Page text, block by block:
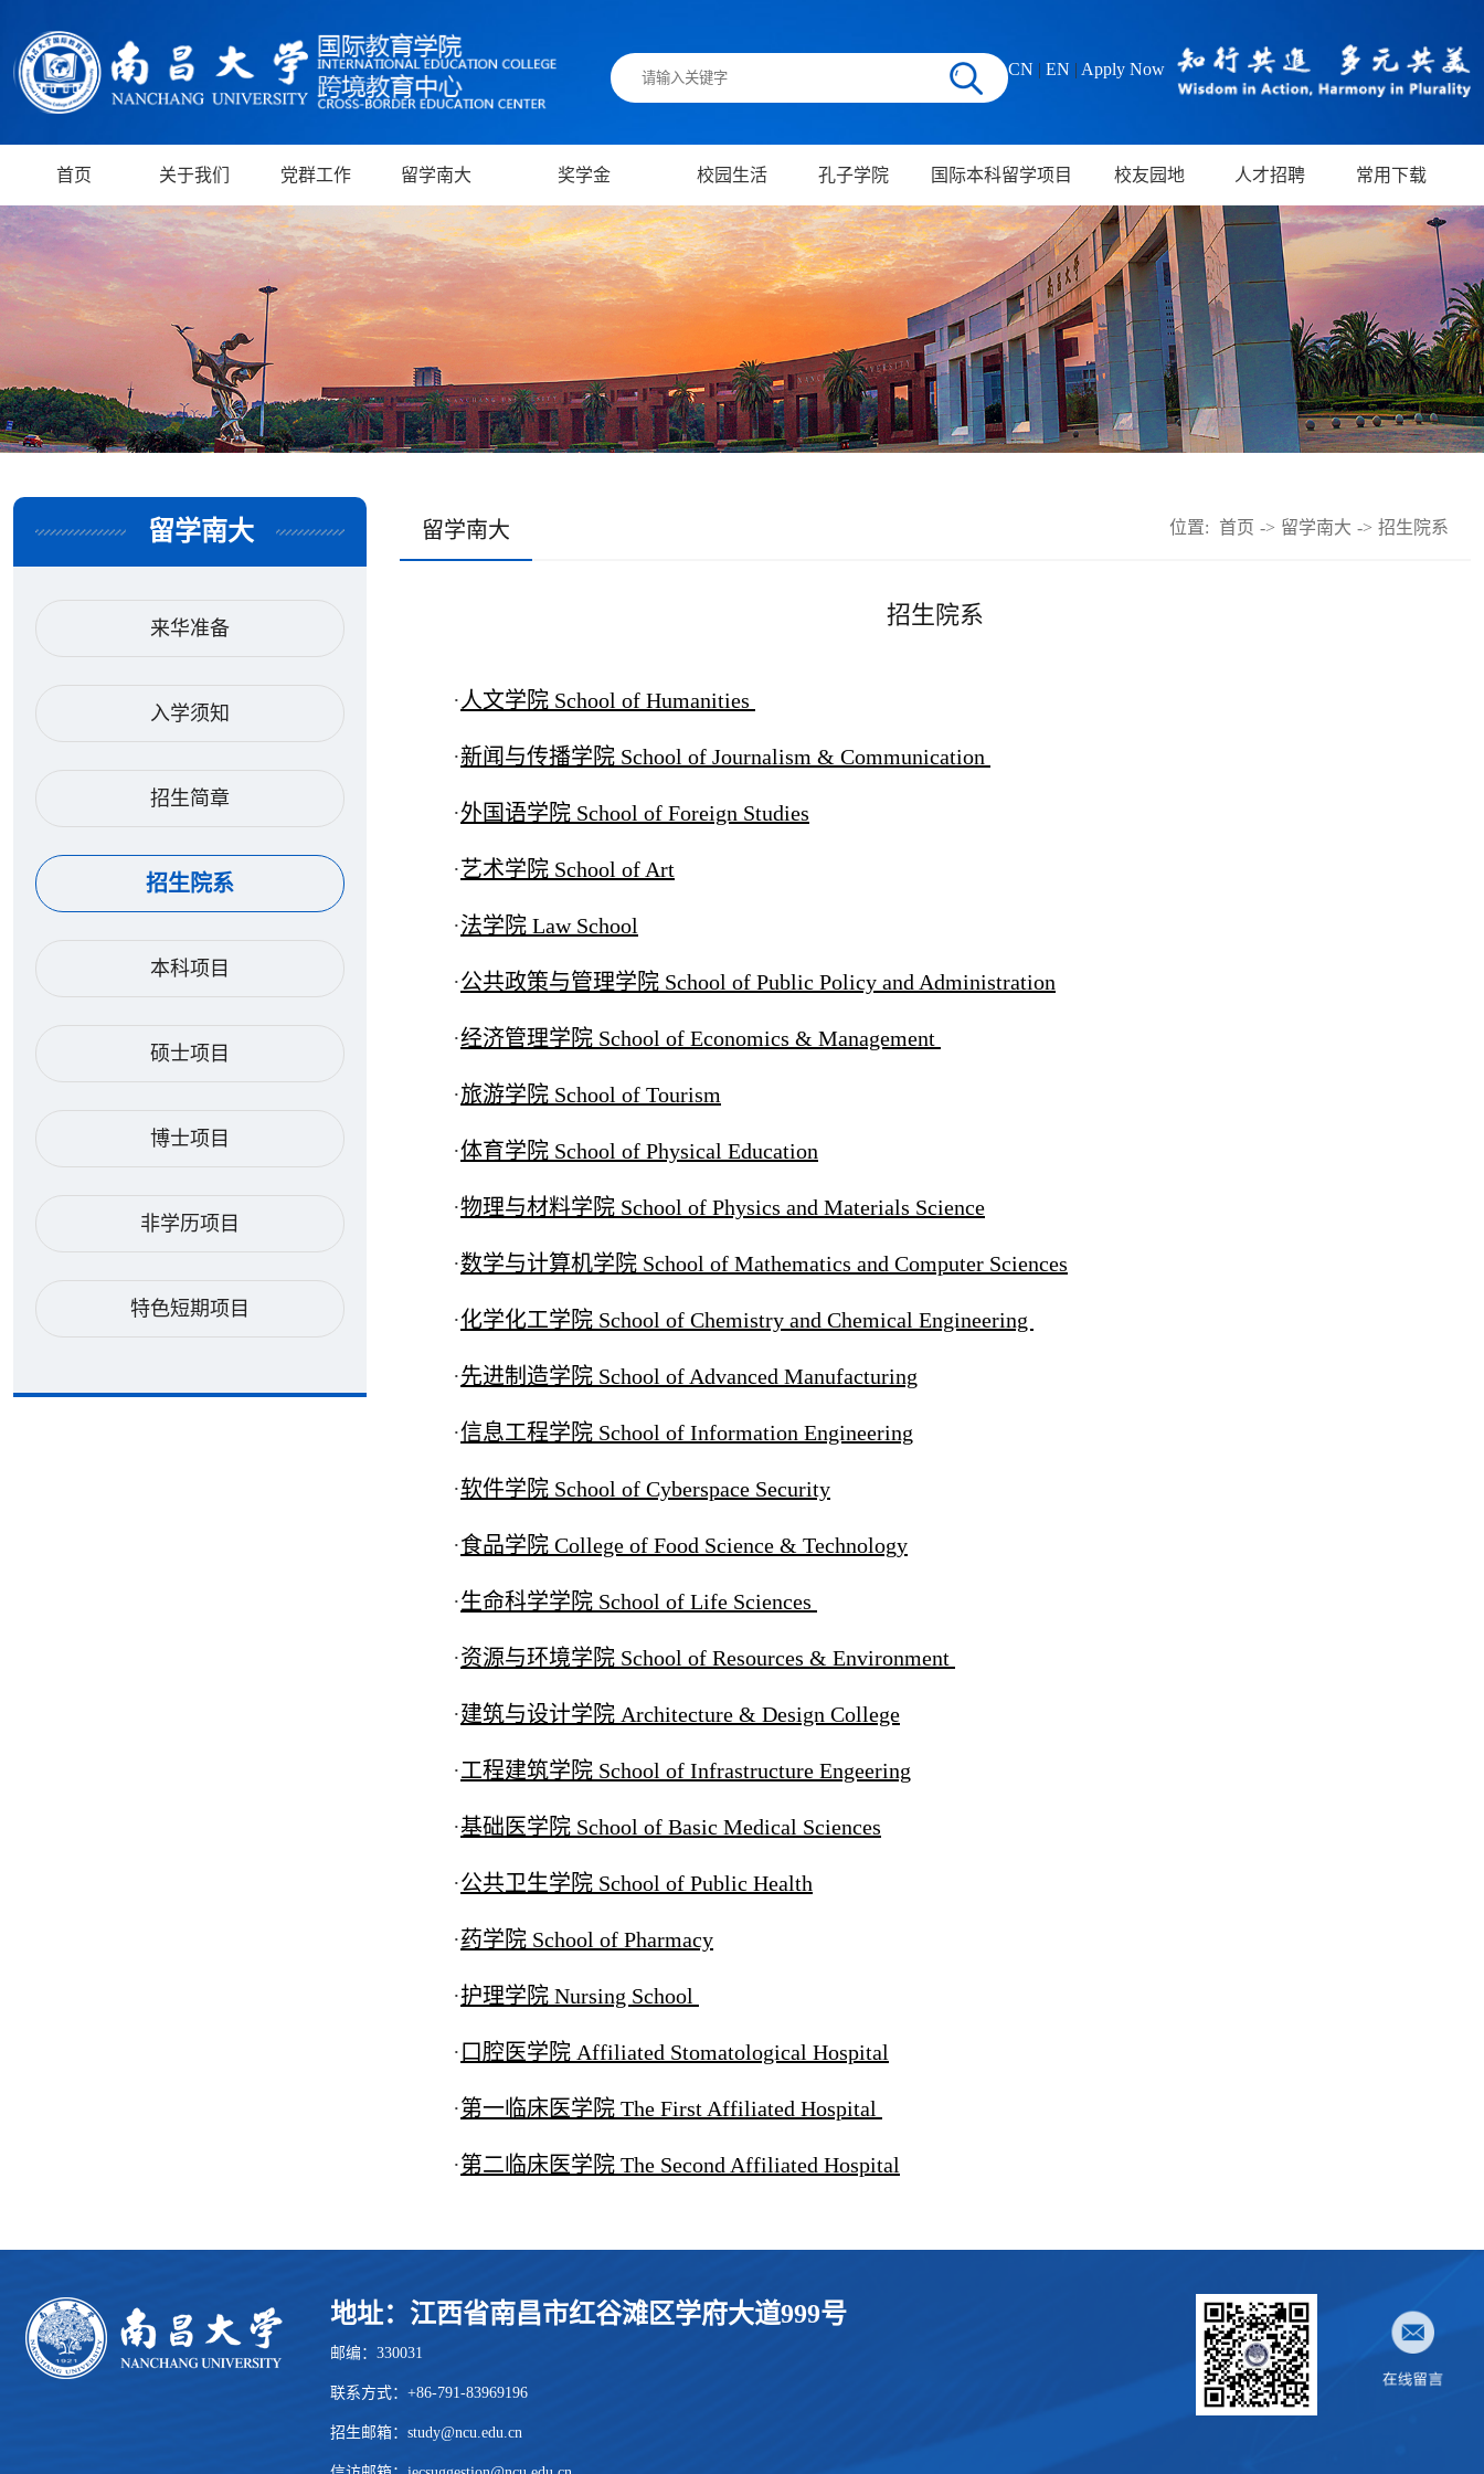
CN | EN | Apply Now
首页 关于我们 党群工作 留学南大 奖学金 校园生活 孔子学院 国际本科留学项目 校友园地 人才招聘 常用下载
留学南大
来华准备
入学须知
招生简章
招生院系
本科项目
硕士项目
博士项目
非学历项目
特色短期项目
留学南大 位置: 首页 -> 留学南大 -> 招生院系
招生院系
·人文学院 School of Humanities
·新闻与传播学院 School of Journalism & Communication
·外国语学院 School of Foreign Studies
·艺术学院 School of Art
·法学院 Law School
·公共政策与管理学院 School of Public Policy and Administration
·经济管理学院 School of Economics & Management
·旅游学院 School of Tourism
·体育学院 School of Physical Education
·物理与材料学院 School of Physics and Materials Science
·数学与计算机学院 School of Mathematics and Computer Sciences
·化学化工学院 School of Chemistry and Chemical Engineering
·先进制造学院 School of Advanced Manufacturing
·信息工程学院 School of Information Engineering
·软件学院 School of Cyberspace Security
·食品学院 College of Food Science & Technology
·生命科学学院 School of Life Sciences
·资源与环境学院 School of Resources & Environment
·建筑与设计学院 Architecture & Design College
·工程建筑学院 School of Infrastructure Engeering
·基础医学院 School of Basic Medical Sciences
·公共卫生学院 School of Public Health
·药学院 School of Pharmacy
·护理学院 Nursing School
·口腔医学院 Affiliated Stomatological Hospital
·第一临床医学院 The First Affiliated Hospital
·第二临床医学院 The Second Affiliated Hospital
地址：江西省南昌市红谷滩区学府大道999号
邮编：330031
联系方式：+86-791-83969196
招生邮箱：study@ncu.edu.cn